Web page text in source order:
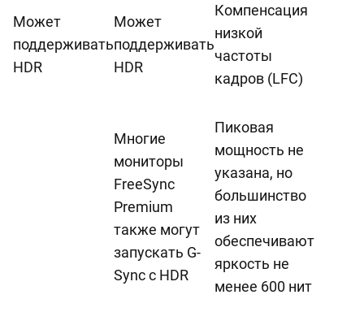
Может
поддерживать
HDR
Может
поддерживать
HDR
Компенсация
низкой
частоты
кадров (LFC)
Многие
мониторы
FreeSync
Premium
также могут
запускать G-
Sync с HDR
Пиковая
мощность не
указана, но
большинство
из них
обеспечивают
яркость не
менее 600 нит